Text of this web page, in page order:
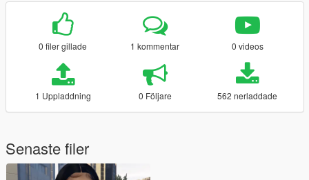
0 filer gillade 1 kommentar 0 videos
1 Uppladdning 0 Följare 562 nerladdade
Senaste filer